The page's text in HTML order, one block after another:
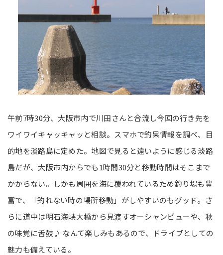
午前7時30分、大阪市内で川田さんと合流し今回の行き先を
ワイワイキャッキャッと相談。スマホで釣果情報を調べ、目
的地を淡路島に定めた。地図で見ると遠いように感じる淡路
島だが、大阪市内からでも1時間30分と移動時間はそこまで
かからない。しかも周囲を海に覆われているため釣り場も豊
富で、「釣れない時の場所移動」がしやすいのもグッド。さ
らに道中は明石海峡大橋から見渡すオーシャンビューや、秋
の味覚に舌鼓♪ なんて楽しみもあるので、ドライブとしての
魅力も備えている。